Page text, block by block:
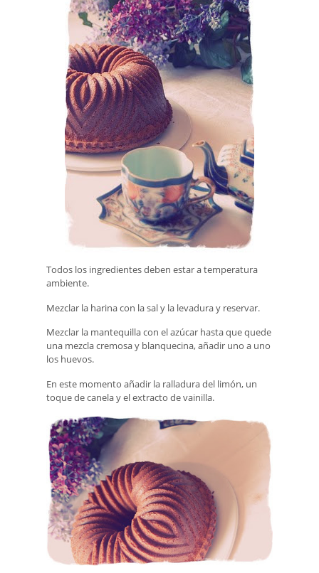
Todos los ingredientes deben estar a temperatura
ambiente.
Mezclar la harina con la sal y la levadura y reservar.
Mezclar la mantequilla con el azúcar hasta que quede
una mezcla cremosa y blanquecina, añadir uno a uno
los huevos.
En este momento añadir la ralladura del limón, un
toque de canela y el extracto de vainilla.